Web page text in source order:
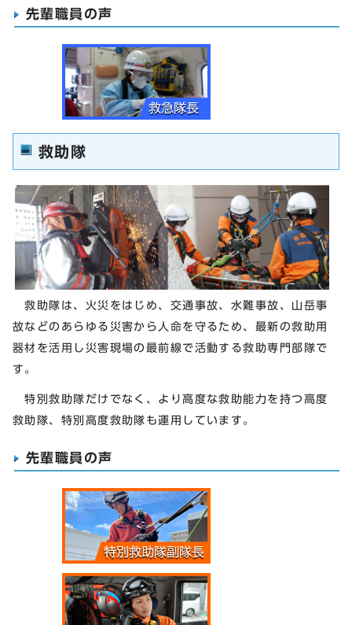
先輩職員の声
救助隊
救助隊は、火災をはじめ、交通事故、水難事故、山岳事
故などのあらゆる災害から人命を守るため、最新の救助用
器材を活用し災害現場の最前線で活動する救助専門部隊で
す。
特別救助隊だけでなく、より高度な救助能力を持つ高度
救助隊、特別高度救助隊も運用しています。
先輩職員の声